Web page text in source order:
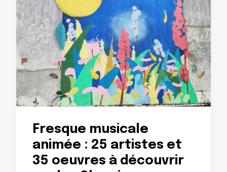
Fresque musicale
animée : 25 artistes et
35 oeuvres à découvrir